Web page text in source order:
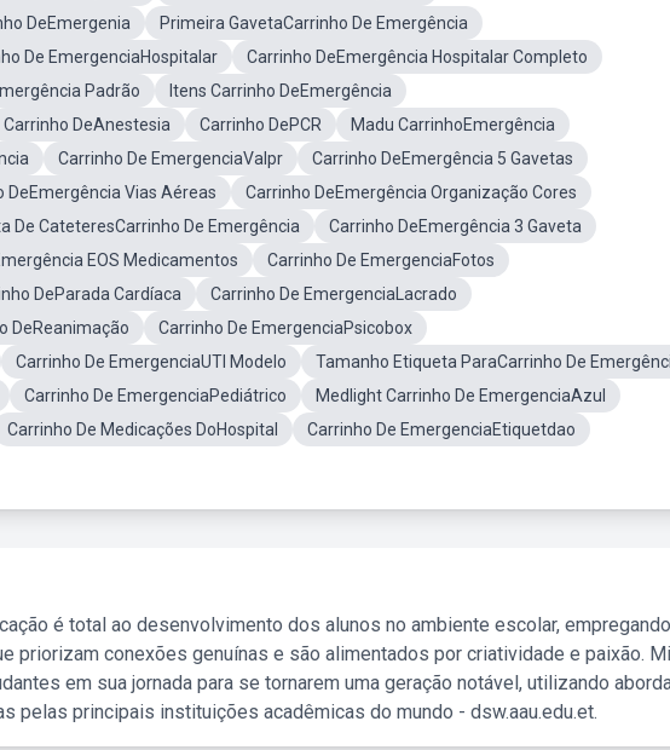
DeEmergenia
Primeira GavetaCarrinho De Emergência
De EmergenciaHospitalar
Carrinho DeEmergência Hospitalar Completo
Padrão
Itens Carrinho DeEmergência
Carrinho DeAnestesia Carrinho DePCR
Madu CarrinhoEmergência
Carrinho De EmergenciaValpr
Carrinho DeEmergência 5 Gavetas
DeEmergência Vias Aéreas
Carrinho DeEmergência Organização Cores
De CateteresCarrinho De Emergência
Carrinho DeEmergência 3 Gaveta
EOS Medicamentos
Carrinho De EmergenciaFotos
DeParada Cardíaca
Carrinho De EmergenciaLacrado
DeReanimação
Carrinho De EmergenciaPsicobox
Carrinho De EmergenciaUTI Modelo
Tamanho Etiqueta ParaCarrinho De
Carrinho De EmergenciaPediátrico
Medlight Carrinho De EmergenciaAzul
Carrinho De Medicações DoHospital
Carrinho De EmergenciaEtiquetdao
é total ao desenvolvimento dos alunos no ambiente escolar, empregando
priorizam conexões genuínas e são alimentados por criatividade e paixão.
em sua jornada para se tornarem uma geração notável, utilizando
pelas principais instituições acadêmicas do mundo - dsw.aau.edu.et.